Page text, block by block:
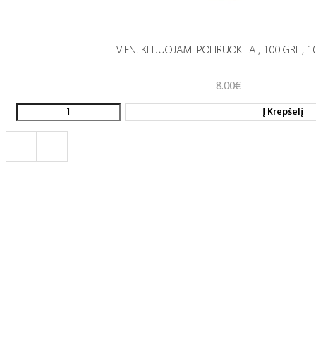
VIEN. KLIJUOJAMI POLIRUOKLIAI, 100 GRIT,
8.00€
Į Krepšelį